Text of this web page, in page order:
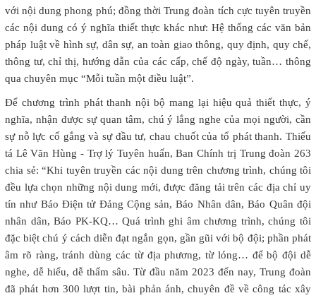
với nội dung phong phú; đồng thời Trung đoàn tích cực tuyên truyền
các nội dung có ý nghĩa thiết thực khác như: Hệ thống các văn bản
pháp luật về hình sự, dân sự, an toàn giao thông, quy định, quy chế,
thông tư, chỉ thị, hướng dẫn của các cấp, chế độ ngày, tuần… thông
qua chuyên mục “Mỗi tuần một điều luật”.
Để chương trình phát thanh nội bộ mang lại hiệu quả thiết thực, ý
nghĩa, nhận được sự quan tâm, chú ý lắng nghe của mọi người, cần
sự nỗ lực cố gắng và sự đầu tư, chau chuốt của tổ phát thanh. Thiếu
tá Lê Văn Hùng - Trợ lý Tuyên huấn, Ban Chính trị Trung đoàn 263
chia sẻ: “Khi tuyên truyền các nội dung trên chương trình, chúng tôi
đều lựa chọn những nội dung mới, được đăng tải trên các địa chỉ uy
tín như Báo Điện tử Đảng Cộng sản, Báo Nhân dân, Báo Quân đội
nhân dân, Báo PK-KQ… Quá trình ghi âm chương trình, chúng tôi
đặc biệt chú ý cách diễn đạt ngắn gọn, gần gũi với bộ đội; phần phát
âm rõ ràng, tránh dùng các từ địa phương, từ lóng… để bộ đội dễ
nghe, dễ hiểu, dễ thấm sâu. Từ đầu năm 2023 đến nay, Trung đoàn
đã phát hơn 300 lượt tin, bài phản ánh, chuyên đề về công tác xây